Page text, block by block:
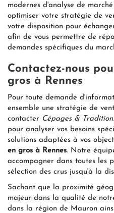
modernes d'analyse de
optimiser votre stratégie de
votre disposition pour
afin de vous permettre de
demandes spécifiques du
Contactez-nous
gros à Rennes
Pour toute demande
ensemble une stratégie de
contacter Cépages &
pour analyser vos besoins
solutions adaptées à vos
en gros à Rennes. Notre
accompagner dans toutes les
sélection des crus jusqu'à la
Sachant que la proximité
majeur dans la qualité de
dans la région de Mauron